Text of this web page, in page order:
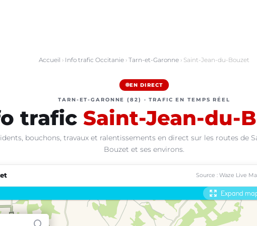
Accueil › Info trafic Occitanie › Tarn-et-Garonne › Saint-Jean-du-Bouzet
EN DIRECT
TARN-ET-GARONNE (82) · TRAFIC EN TEMPS RÉEL
trafic Saint-Jean-du-
bouchons, travaux et ralentissements en direct sur les routes de
Bouzet et ses environs.
Source : Waze Live